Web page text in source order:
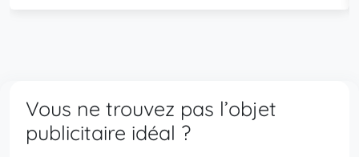
Vous ne trouvez pas l’objet
publicitaire idéal ?